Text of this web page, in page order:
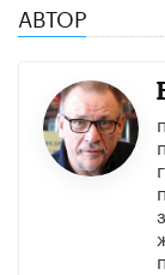
АВТОР